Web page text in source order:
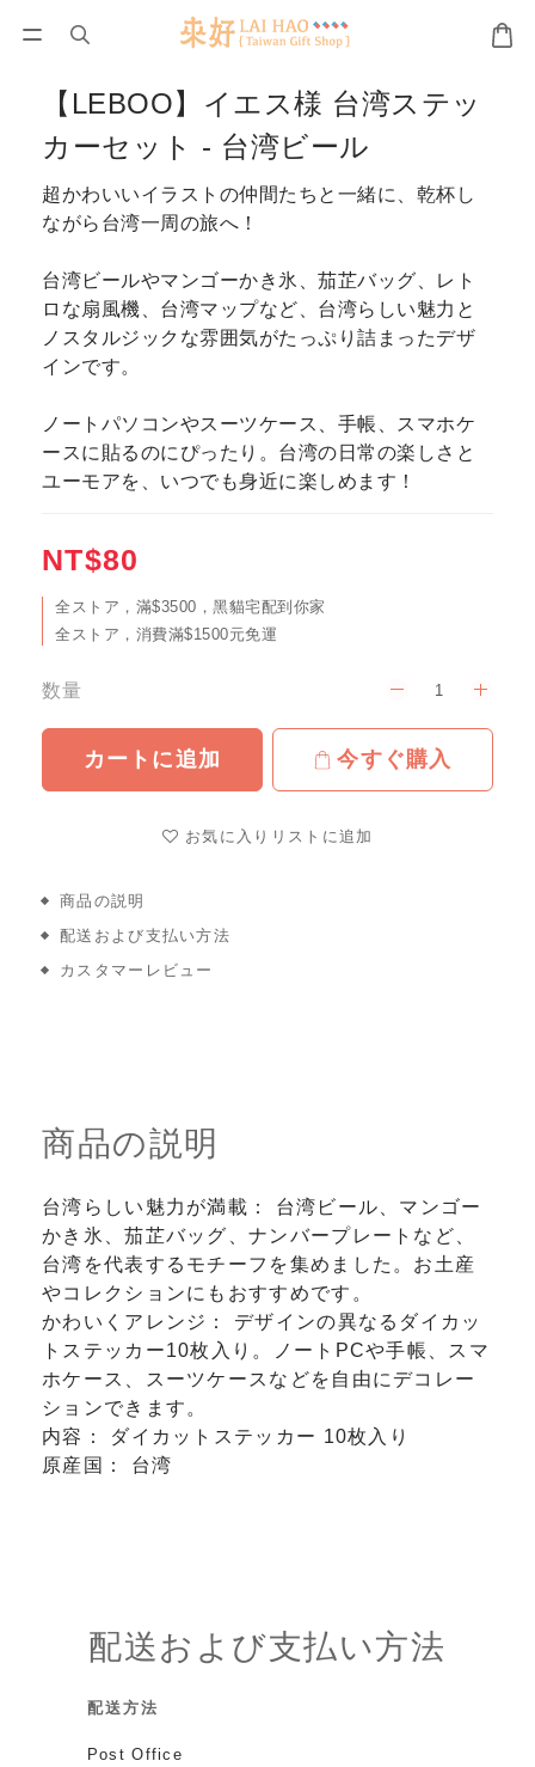
【LEBOO】イエス様 台湾ステッ
カーセット - 台湾ビール
超かわいいイラストの仲間たちと一緒に、乾杯し
ながら台湾一周の旅へ！
台湾ビールやマンゴーかき氷、茄芷バッグ、レト
ロな扇風機、台湾マップなど、台湾らしい魅力と
ノスタルジックな雰囲気がたっぷり詰まったデザ
インです。
ノートパソコンやスーツケース、手帳、スマホケ
ースに貼るのにぴったり。台湾の日常の楽しさと
ユーモアを、いつでも身近に楽しめます！
NT$80
全ストア，滿$3500，黑貓宅配到你家
全ストア，消費滿$1500元免運
数量
カートに追加 今すぐ購入
お気に入りリストに追加
商品の説明
配送および支払い方法
カスタマーレビュー
商品の説明
台湾らしい魅力が満載： 台湾ビール、マンゴー
かき氷、茄芷バッグ、ナンバープレートなど、
台湾を代表するモチーフを集めました。お土産
やコレクションにもおすすめです。
かわいくアレンジ： デザインの異なるダイカッ
トステッカー10枚入り。ノートPCや手帳、スマ
ホケース、スーツケースなどを自由にデコレー
ションできます。
内容： ダイカットステッカー 10枚入り
原産国： 台湾
配送および支払い方法
配送方法
Post Office